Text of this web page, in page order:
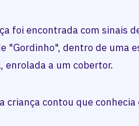
foi encontrada com sinais
"Gordinho", dentro de uma
enrolada a um cobertor.
criança contou que